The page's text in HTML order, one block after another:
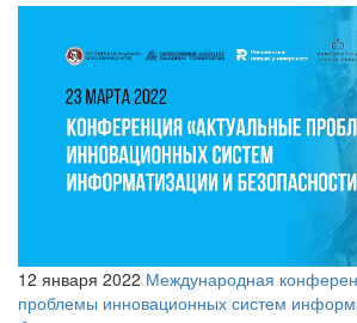
12 января 2022 Международная
проблемы инновационных систем